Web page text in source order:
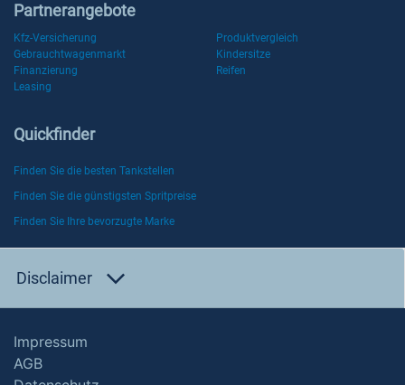
Partnerangebote
Kfz-Versicherung
Produktvergleich
Gebrauchtwagenmarkt
Kindersitze
Finanzierung
Reifen
Leasing
Quickfinder
Finden Sie die besten Tankstellen
Finden Sie die günstigsten Spritpreise
Finden Sie Ihre bevorzugte Marke
Disclaimer
Impressum
AGB